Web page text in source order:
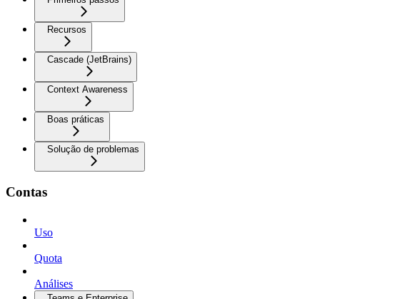
Recursos
Cascade (JetBrains)
Context Awareness
Boas práticas
Solução de problemas
Contas
Uso
Quota
Análises